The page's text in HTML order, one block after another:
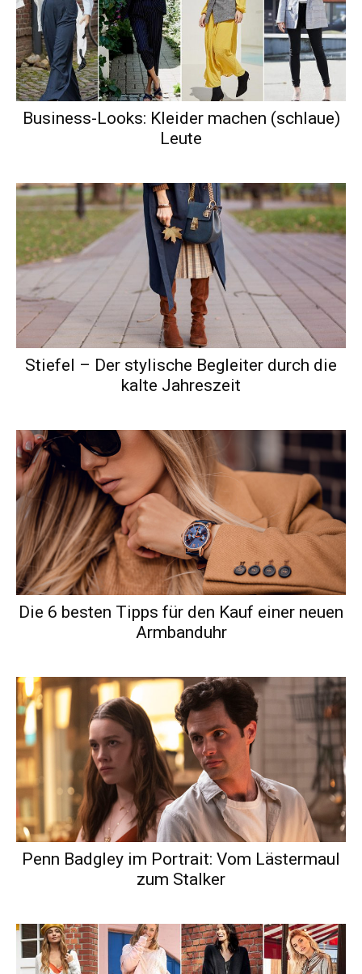
Business-Looks: Kleider machen (schlaue)
Leute
Stiefel – Der stylische Begleiter durch die
kalte Jahreszeit
Die 6 besten Tipps für den Kauf einer neuen
Armbanduhr
Penn Badgley im Portrait: Vom Lästermaul
zum Stalker